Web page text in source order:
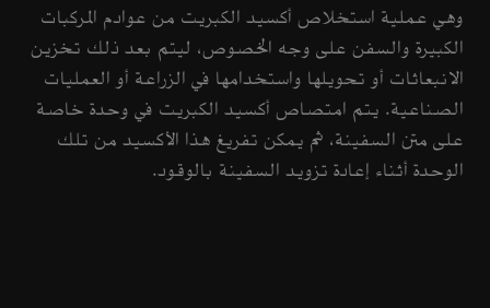
وهي عملية استخلاص أكسيد الكبريت من عوادم المركبات
الكبيرة والسفن على وجه الخصوص، ليتم بعد ذلك تخزين
الانبعاثات أو تحويلها واستخدامها في الزراعة أو العمليات
الصناعية. يتم امتصاص أكسيد الكبريت في وحدة خاصة
على متن السفينة، ثم يمكن تفريغ هذا الأكسيد من تلك
الوحدة أثناء إعادة تزويد السفينة بالوقود.